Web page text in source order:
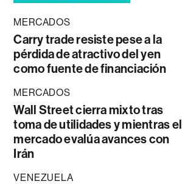
MERCADOS
Carry trade resiste pese a la
pérdida de atractivo del yen
como fuente de financiación
MERCADOS
Wall Street cierra mixto tras
toma de utilidades y mientras el
mercado evalúa avances con
Irán
VENEZUELA